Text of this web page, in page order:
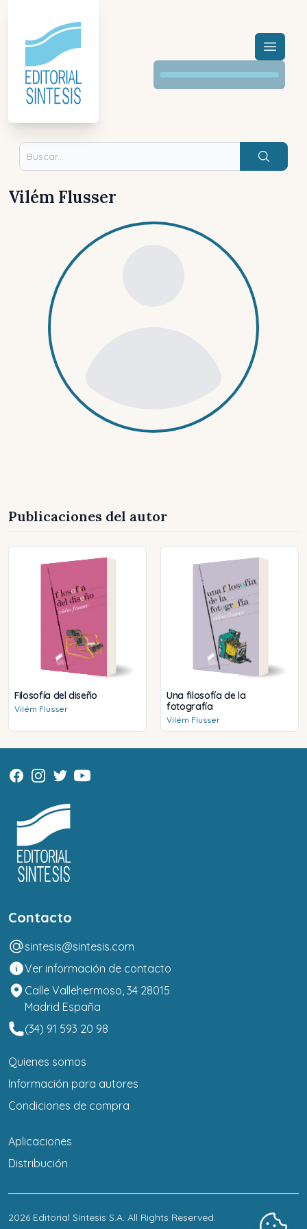
Menú
Buscar
Vilém Flusser
Publicaciones del autor
Filosofía del diseño
Vilém Flusser
Una filosofía de la
fotografía
Vilém Flusser
Contacto
sintesis@sintesis.com
Ver información de contacto
Calle Vallehermoso, 34 28015
Madrid España
(34) 91 593 20 98
Quienes somos
Información para autores
Condiciones de compra
Aplicaciones
Distribución
2026 Editorial Síntesis S.A. All Rights Reserved.